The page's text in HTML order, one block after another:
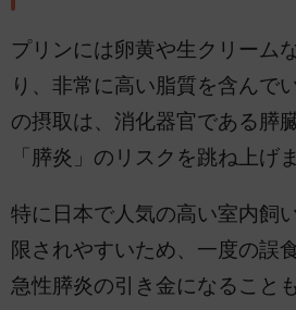
プリンには卵黄や生クリーム
り、非常に高い脂質を含んで
の摂取は、消化器官である膵
「膵炎」のリスクを跳ね上げ
特に日本で人気の高い室内飼
限されやすいため、一度の誤
急性膵炎の引き金になること